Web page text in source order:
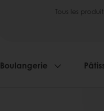
Tous les
Boulangerie